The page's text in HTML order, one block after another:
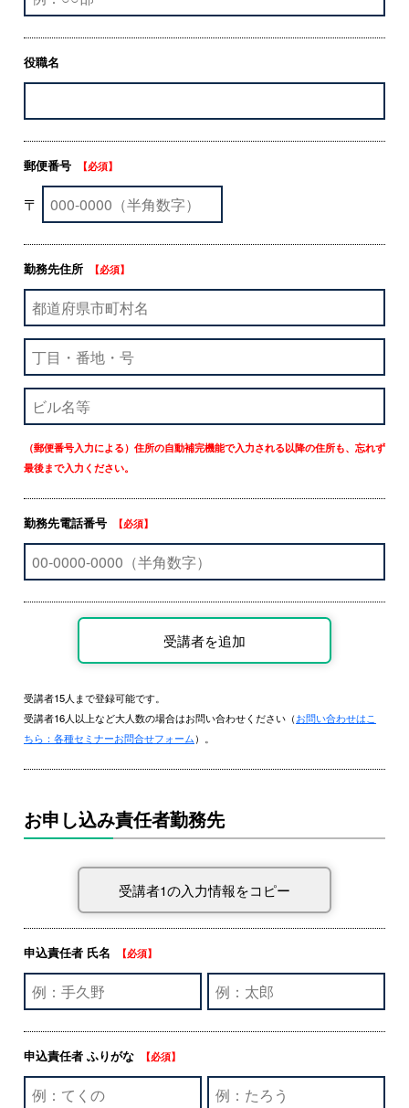
役職名
郵便番号 【必須】
〒
勤務先住所 【必須】
（郵便番号入力による）住所の自動補完機能で入力される以降の住所も、忘れず
最後まで入力ください。
勤務先電話番号 【必須】
受講者15人まで登録可能です。
受講者16人以上など大人数の場合はお問い合わせください（お問い合わせはこ
ちら：各種セミナーお問合せフォーム）。
お申し込み責任者勤務先
申込責任者 氏名 【必須】
申込責任者 ふりがな 【必須】